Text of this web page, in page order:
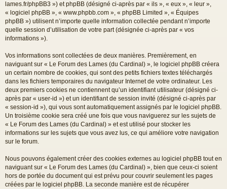
lames.fr/phpBB3 ») et phpBB (désigné ci-après par « ils », « eux », « leur »,
« logiciel phpBB », « www.phpbb.com », « phpBB Limited », « Équipes
phpBB ») utilisent n’importe quelle information collectée pendant n’importe
quelle session d’utilisation de votre part (désignée ci-après par « vos
informations »).
Vos informations sont collectées de deux manières. Premièrement, en
naviguant sur « Le Forum des Lames (du Cardinal) », le logiciel phpBB créera
un certain nombre de cookies, qui sont des petits fichiers textes téléchargés
dans les fichiers temporaires du navigateur Internet de votre ordinateur. Les
deux premiers cookies ne contiennent qu’un identifiant utilisateur (désigné ci-
après par « user-id ») et un identifiant de session invité (désigné ci-après par
« session-id »), qui vous sont automatiquement assignés par le logiciel phpBB.
Un troisième cookie sera créé une fois que vous naviguerez sur les sujets de
« Le Forum des Lames (du Cardinal) » et est utilisé pour stocker les
informations sur les sujets que vous avez lus, ce qui améliore votre navigation
sur le forum.
Nous pouvons également créer des cookies externes au logiciel phpBB tout en
naviguant sur « Le Forum des Lames (du Cardinal) », bien que ceux-ci soient
hors de portée du document qui est prévu pour couvrir seulement les pages
créées par le logiciel phpBB. La seconde manière est de récupérer